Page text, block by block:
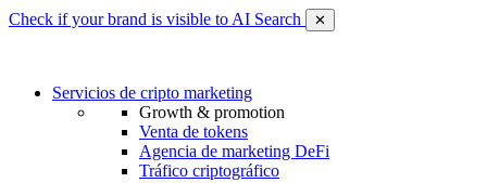
Check if your brand is visible to AI Search ✕
Servicios de cripto marketing
Growth & promotion
Venta de tokens
Agencia de marketing DeFi
Tráfico criptográfico